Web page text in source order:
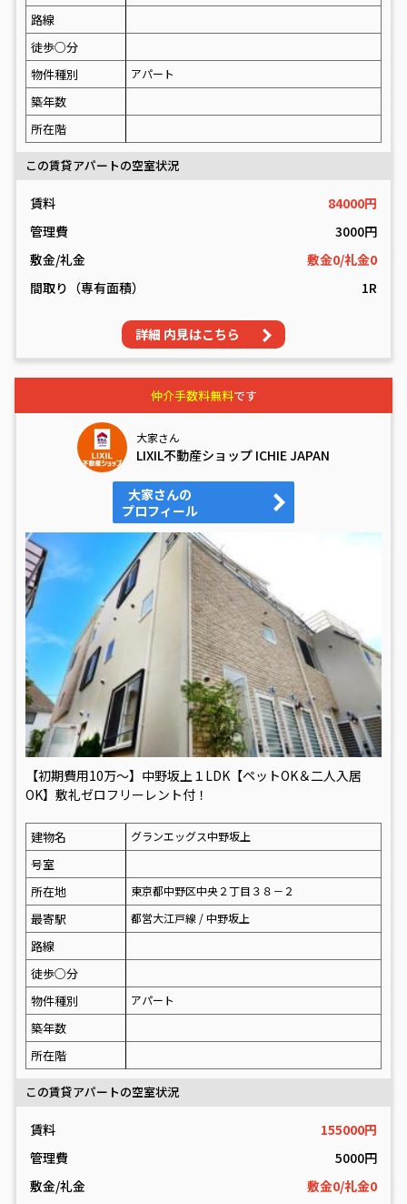
路線
徒歩○分
物件種別
アパート
築年数
所在階
この賃貸アパートの空室状況
賃料
84000円
管理費
3000円
敷金/礼金
敷金0/礼金0
間取り（専有面積）
1R
詳細 内見はこちら
仲介手数料無料です
大家さん
LIXIL不動産ショップ ICHIE JAPAN
大家さんの
プロフィール
【初期費用10万～】中野坂上１LDK【ペットOK＆二人入居
OK】敷礼ゼロフリーレント付！
建物名 グランエッグス中野坂上
号室
所在地
東京都中野区中央２丁目３８－２
最寄駅 都営大江戸線 / 中野坂上
路線
徒歩○分
物件種別
アパート
築年数
所在階
この賃貸アパートの空室状況
賃料
155000円
管理費
5000円
敷金/礼金
敷金0/礼金0